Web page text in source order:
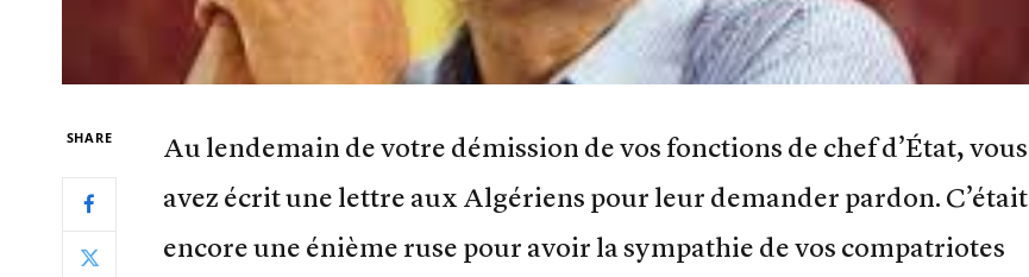
SHARE
Au lendemain de votre démission de vos fonctions de chef d’État, vous
avez écrit une lettre aux Algériens pour leur demander pardon. C’était
encore une énième ruse pour avoir la sympathie de vos compatriotes